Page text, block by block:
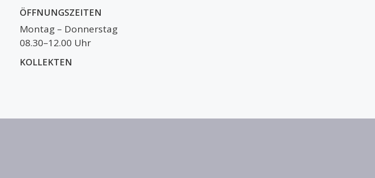
ÖFFNUNGSZEITEN
Montag – Donnerstag
08.30–12.00 Uhr
KOLLEKTEN